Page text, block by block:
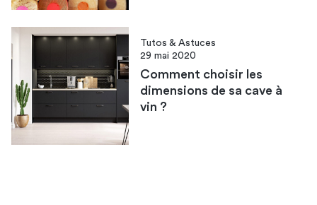
Tutos & Astuces
29 mai 2020
Comment choisir les
dimensions de sa cave à
vin ?